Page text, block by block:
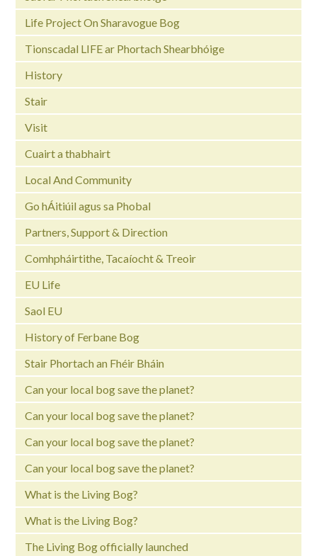
Life Project On Sharavogue Bog
Tionscadal LIFE ar Phortach Shearbhóige
History
Stair
Visit
Cuairt a thabhairt
Local And Community
Go hÁitiúil agus sa Phobal
Partners, Support & Direction
Comhpháirtithe, Tacaíocht & Treoir
EU Life
Saol EU
History of Ferbane Bog
Stair Phortach an Fhéir Bháin
Can your local bog save the planet?
Can your local bog save the planet?
Can your local bog save the planet?
Can your local bog save the planet?
What is the Living Bog?
What is the Living Bog?
The Living Bog officially launched